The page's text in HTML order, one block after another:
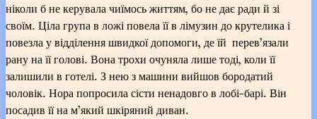
ніколи б не керувала чиїмось життям, бо не дає ради й зі
своїм. Ціла група в ложі повела її в лімузин до крутелика і
повезла у відділення швидкої допомоги, де їй перев’язали
рану на її голові. Вона трохи очуняла лише тоді, коли її
залишили в готелі. З нею з машини вийшов бородатий
чоловік. Нора попросила сісти ненадовго в лобі-барі. Він
посадив її на м’який шкіряний диван.